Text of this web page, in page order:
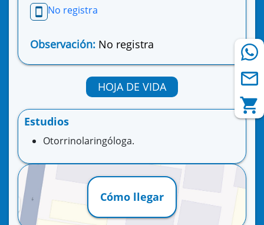
No registra
Observación: No registra
HOJA DE VIDA
Estudios
Otorrinolaringóloga.
Cómo llegar